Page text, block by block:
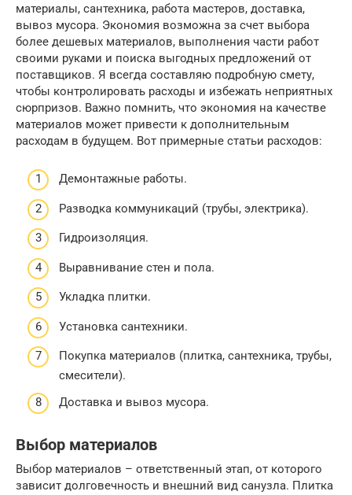
материалы, сантехника, работа мастеров, доставка,
вывоз мусора. Экономия возможна за счет выбора
более дешевых материалов, выполнения части работ
своими руками и поиска выгодных предложений от
поставщиков. Я всегда составляю подробную смету,
чтобы контролировать расходы и избежать неприятных
сюрпризов. Важно помнить, что экономия на качестве
материалов может привести к дополнительным
расходам в будущем. Вот примерные статьи расходов:
Демонтажные работы.
Разводка коммуникаций (трубы, электрика).
Гидроизоляция.
Выравнивание стен и пола.
Укладка плитки.
Установка сантехники.
Покупка материалов (плитка, сантехника, трубы,
смесители).
Доставка и вывоз мусора.
Выбор материалов
Выбор материалов – ответственный этап, от которого
зависит долговечность и внешний вид санузла. Плитка